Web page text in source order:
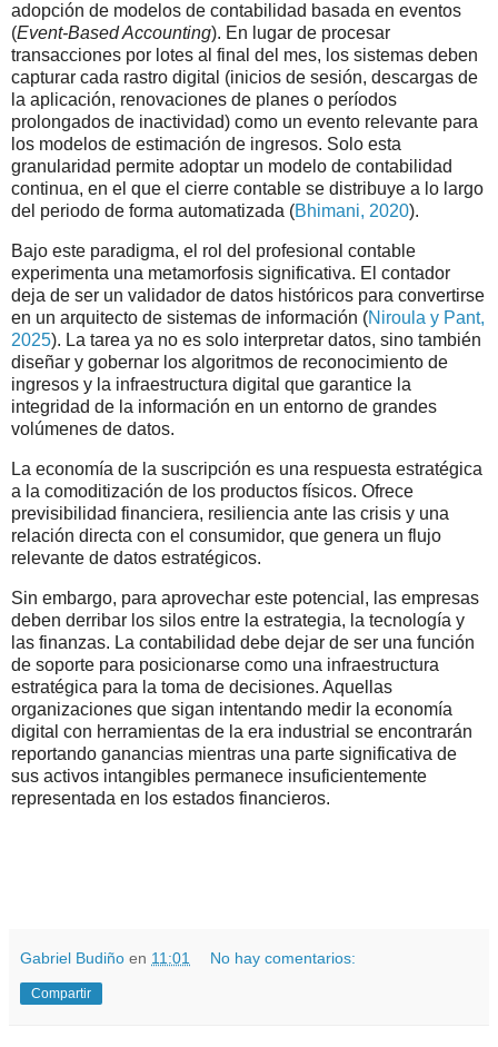
adopción de modelos de contabilidad basada en eventos
(Event-Based Accounting). En lugar de procesar
transacciones por lotes al final del mes, los sistemas deben
capturar cada rastro digital (inicios de sesión, descargas de
la aplicación, renovaciones de planes o períodos
prolongados de inactividad) como un evento relevante para
los modelos de estimación de ingresos. Solo esta
granularidad permite adoptar un modelo de contabilidad
continua, en el que el cierre contable se distribuye a lo largo
del periodo de forma automatizada (Bhimani, 2020).
Bajo este paradigma, el rol del profesional contable
experimenta una metamorfosis significativa. El contador
deja de ser un validador de datos históricos para convertirse
en un arquitecto de sistemas de información (Niroula y Pant,
2025). La tarea ya no es solo interpretar datos, sino también
diseñar y gobernar los algoritmos de reconocimiento de
ingresos y la infraestructura digital que garantice la
integridad de la información en un entorno de grandes
volúmenes de datos.
La economía de la suscripción es una respuesta estratégica
a la comoditización de los productos físicos. Ofrece
previsibilidad financiera, resiliencia ante las crisis y una
relación directa con el consumidor, que genera un flujo
relevante de datos estratégicos.
Sin embargo, para aprovechar este potencial, las empresas
deben derribar los silos entre la estrategia, la tecnología y
las finanzas. La contabilidad debe dejar de ser una función
de soporte para posicionarse como una infraestructura
estratégica para la toma de decisiones. Aquellas
organizaciones que sigan intentando medir la economía
digital con herramientas de la era industrial se encontrarán
reportando ganancias mientras una parte significativa de
sus activos intangibles permanece insuficientemente
representada en los estados financieros.
Gabriel Budiño en 11:01 No hay comentarios:
Compartir